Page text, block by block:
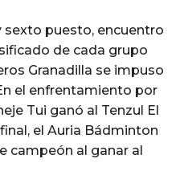
sexto puesto, encuentro
de cada grupo
Granadilla se impuso
el enfrentamiento por
Tui ganó al Tenzul El
final, el Auria Bádminton
campeón al ganar al